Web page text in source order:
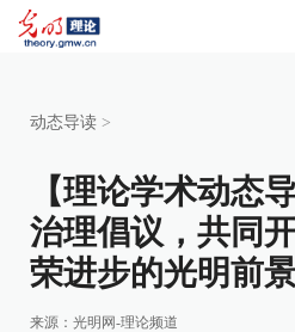
动态导读 >
【理论学术动态
治理倡议，共同
荣进步的光明前
来源： 光明网-理论频道